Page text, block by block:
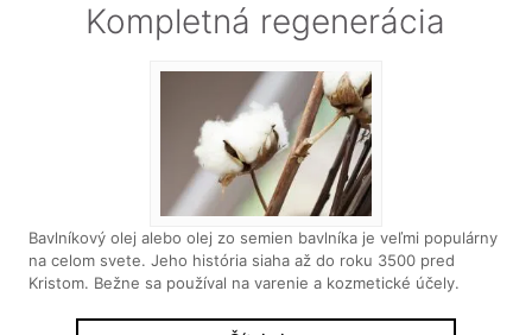
Kompletná regenerácia
Bavlníkový olej alebo olej zo semien bavlníka je veľmi populárny
na celom svete. Jeho história siaha až do roku 3500 pred
Kristom. Bežne sa používal na varenie a kozmetické účely.